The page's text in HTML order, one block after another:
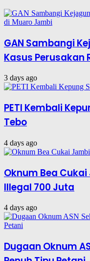
GAN Sambangi
Kasus Perusakan
3 days ago
PETI Kembali
Tebo
4 days ago
Oknum Bea
Illegal 700 Juta
4 days ago
Dugaan Oknum